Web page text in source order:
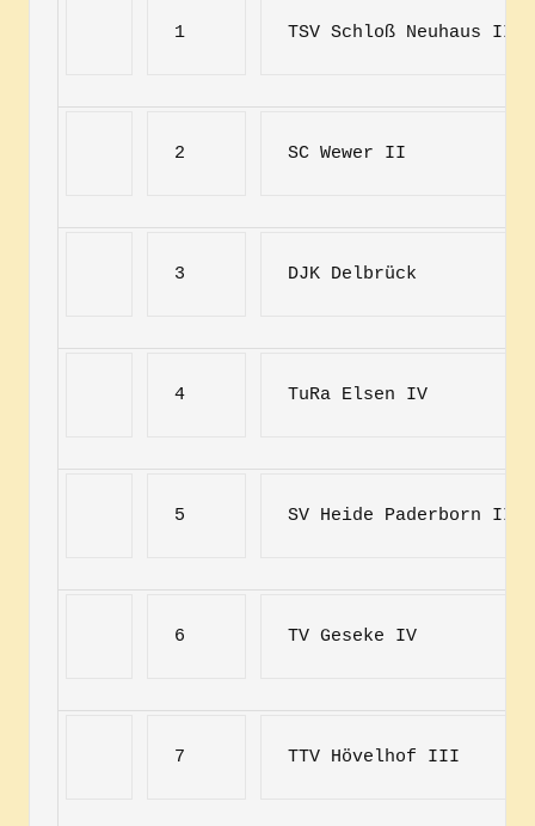
1 TSV Schloß Neuhaus III
2 SC Wewer II
3 DJK Delbrück
4 TuRa Elsen IV
5 SV Heide Paderborn II
6 TV Geseke IV
7 TTV Hövelhof III